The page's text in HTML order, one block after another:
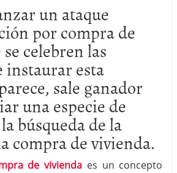
un ataque
por compra de
celebren las
instaurar esta
sale ganador
una especie de
búsqueda de la
compra de vivienda.
de vivienda es un concepto